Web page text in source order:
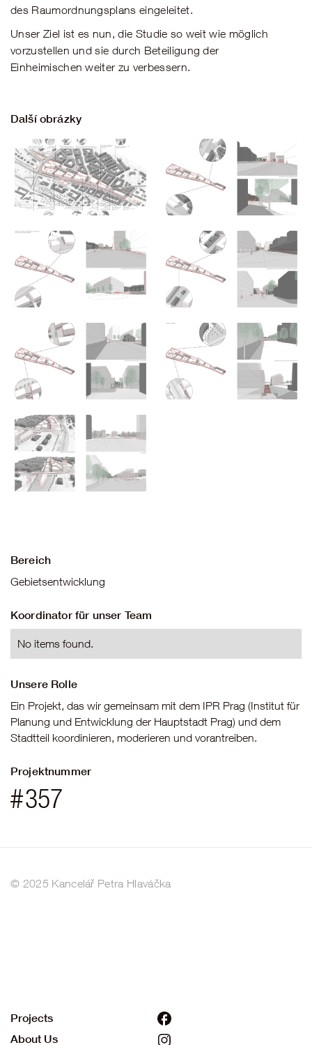
des Raumordnungsplans eingeleitet.
Unser Ziel ist es nun, die Studie so weit wie möglich
vorzustellen und sie durch Beteiligung der
Einheimischen weiter zu verbessern.
Další obrázky
Bereich
Gebietsentwicklung
Koordinator für unser Team
No items found.
Unsere Rolle
Ein Projekt, das wir gemeinsam mit dem IPR Prag (Institut für
Planung und Entwicklung der Hauptstadt Prag) und dem
Stadtteil koordinieren, moderieren und vorantreiben.
Projektnummer
#357
© 2025 Kancelář Petra Hlaváčka
Projects
About Us